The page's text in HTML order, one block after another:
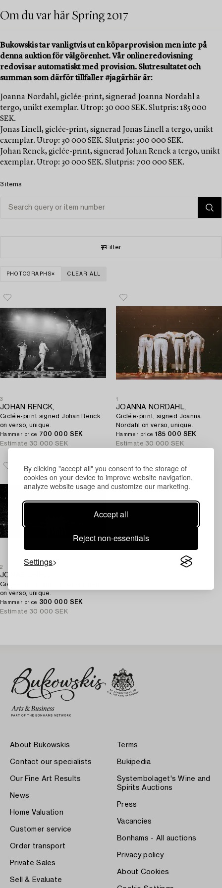
By clicking "accept all" you consent to the storage of
cookies on your device to improve website navigation,
analyze website usage and customize our marketing.
Accept all
Reject non-essentials
Settings
Om du var här Spring 2017
Bukowskis tar vanligtvis ut en köparprovision men inte på
denna auktion för välgörenhet. Vår onlineredovisning
redovisar automatiskt med provision. Slutresultatet och
summan som därför tillfaller #jagärhär är:
Joanna Nordahl, giclée-print, signerad Joanna Nordahl a
tergo, unikt exemplar. Utrop: 30 000 SEK. Slutpris: 185 000
SEK.
Jonas Linell, giclée-print, signerad Jonas Linell a tergo, unikt
exemplar. Utrop: 30 000 SEK. Slutpris: 300 000 SEK.
Johan Renck, giclée-print, signerad Johan Renck a tergo, unikt
exemplar. Utrop: 30 000 SEK. Slutpris: 700 000 SEK.
3 items
Filter
PHOTOGRAPHS CLEAR ALL
3
JOHAN RENCK,
Giclée-print signed Johan Renck
on verso, unique.
Hammer price 700 000 SEK
Estimate 30 000 SEK
1
JOANNA NORDAHL,
Giclée-print, signed Joanna
Nordahl on verso, unique.
Hammer price 185 000 SEK
Estimate 30 000 SEK
2
JONAS LINELL,
Giclée-print, signed Jonas Linell
on verso, unique.
Hammer price 300 000 SEK
Estimate 30 000 SEK
About Bukowskis
Contact our specialists
Our Fine Art Results
News
Home Valuation
Customer service
Order transport
Private Sales
Sell & Evaluate
Terms
Bukipedia
Systembolaget's Wine and
Spirits Auctions
Press
Vacancies
Bonhams - All auctions
Privacy policy
About Cookies